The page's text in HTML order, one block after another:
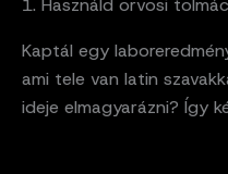
1. Használd orvosi
Kaptál egy
ami tele van latin
ideje elmagyarázni? Így